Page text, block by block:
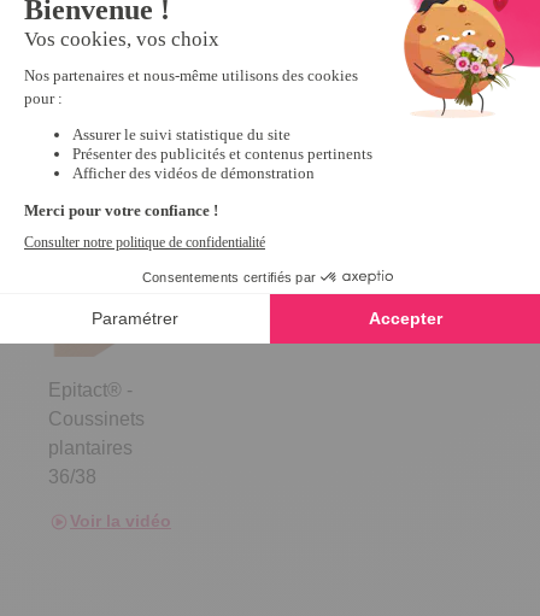
Derniers articles consultés
Epitact® -
Coussinets
plantaires
36/38
Voir la vidéo